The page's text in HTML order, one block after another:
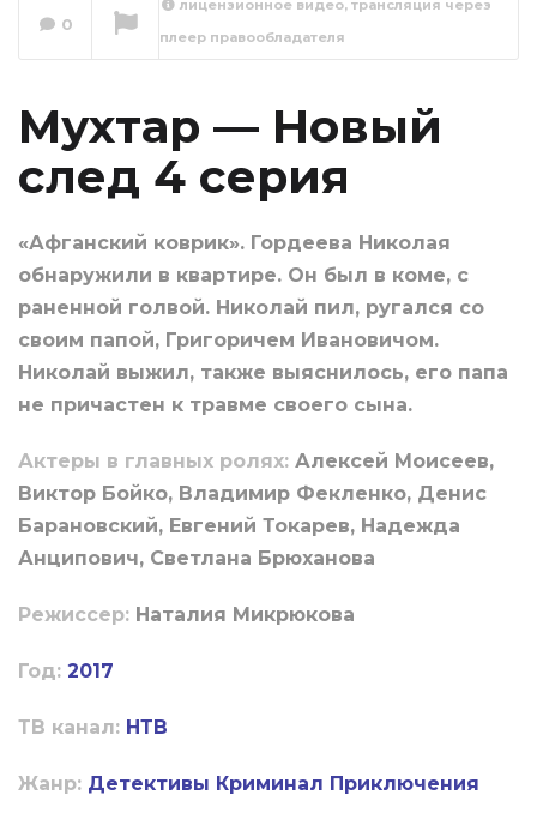
Мухтар — Новый
0
лицензионное видео, трансляция через
плеер правообладателя
Мухтар — Новый
след 4 серия
«Афганский коврик». Гордеева Николая
обнаружили в квартире. Он был в коме, с
раненной голвой. Николай пил, ругался со
своим папой, Григоричем Ивановичом.
Николай выжил, также выяснилось, его папа
не причастен к травме своего сына.
Актеры в главных ролях: Алексей Моисеев,
Виктор Бойко, Владимир Фекленко, Денис
Барановский, Евгений Токарев, Надежда
Анципович, Светлана Брюханова
Режиссер: Наталия Микрюкова
Год: 2017
ТВ канал: НТВ
Жанр: Детективы Криминал Приключения